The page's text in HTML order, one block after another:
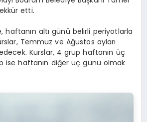
etti.
haftanın altı günü belirli periyotlarla
Temmuz ve Ağustos ayları
Kurslar, 4 grup haftanın üç
ise haftanın diğer üç günü olmak